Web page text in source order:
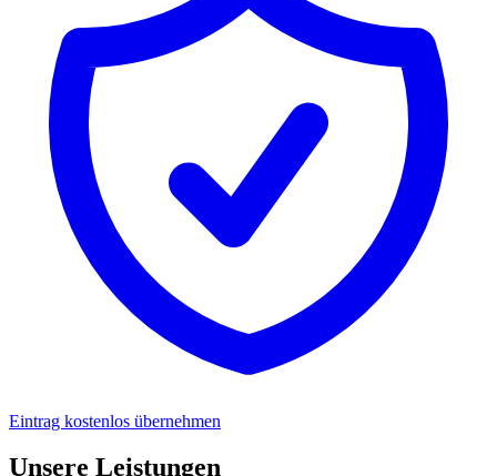
Eintrag kostenlos übernehmen
Unsere Leistungen